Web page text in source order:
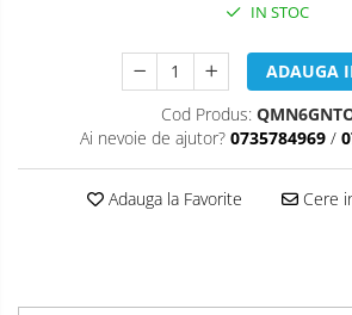
IN STOC
ADAUGA
Cod Produs:
Ai nevoie de ajutor? 0735784969 /
Adauga la Favorite Cere